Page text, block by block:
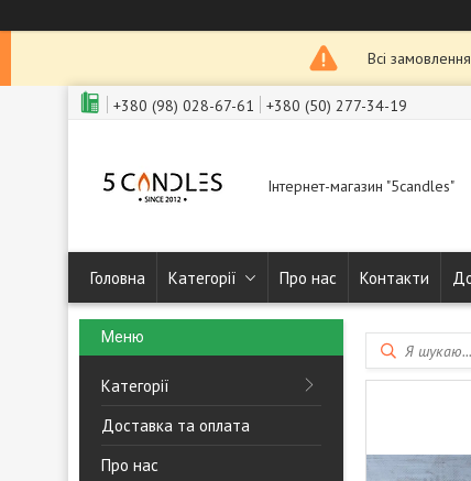
Всі
+380 (98) 028-67-61 +380 (50) 277-34-19
Інтернет-магазин "5candles"
Головна Категорії Про нас Контакти
Категорії
Доставка та оплата
Про нас